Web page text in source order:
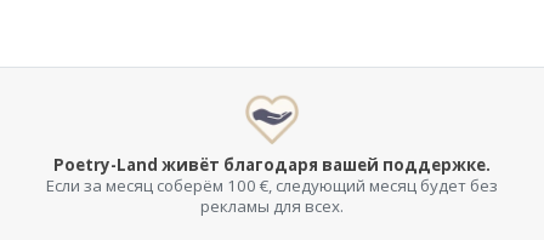
Poetry-Land живёт благодаря вашей поддержке.
Если за месяц соберём 100 €, следующий месяц будет без
рекламы для всех.